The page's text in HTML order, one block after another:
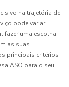
na trajetória de
pode variar
fazer uma escolha
as suas
principais critérios
ASO para o seu